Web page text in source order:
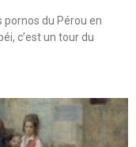
pornos du Pérou en
c’est un tour du